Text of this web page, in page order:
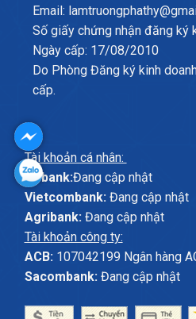
Email:
Số giấy chứng nhận đăng ký
Ngày cấp: 17/08/2010
Do Phòng Đăng ký kinh
cấp.
Tài khoản cá nhân:
ABbank:Đang cập nhật
Vietcombank:Đang cập nhật
Agribank:Đang cập nhật
Tài khoản công ty:
ACB:107042199 Ngân hàng
Sacombank:Đang cập nhật